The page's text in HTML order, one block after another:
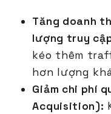
Tăng doanh
lượng truy
kéo thêm
hơn lượng
Giảm chi phí
Acquisition):